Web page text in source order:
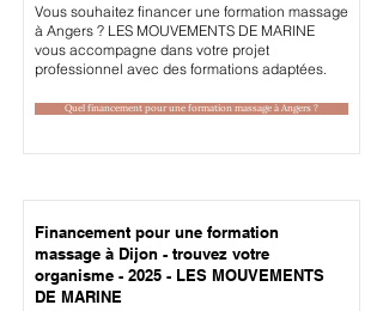
Vous souhaitez financer une formation massage
à Angers ? LES MOUVEMENTS DE MARINE
vous accompagne dans votre projet
professionnel avec des formations adaptées.
Quel financement pour une formation massage à Angers ?
Financement pour une formation
massage à Dijon - trouvez votre
organisme - 2025 - LES MOUVEMENTS
DE MARINE